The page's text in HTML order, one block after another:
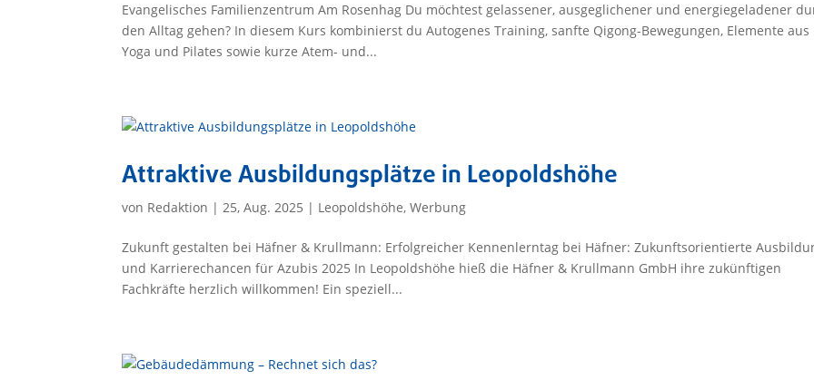
Evangelisches Familienzentrum Am Rosenhag Du möchtest gelassener, ausgeglichener und energiegeladener
den Alltag gehen? In diesem Kurs kombinierst du Autogenes Training, sanfte Qigong-Bewegungen, Elemente aus
Yoga und Pilates sowie kurze Atem- und...
Attraktive Ausbildungsplätze in Leopoldshöhe
von Redaktion |25, Aug. 2025 | Leopoldshöhe,Werbung
Zukunft gestalten bei Häfner & Krullmann: Erfolgreicher Kennenlerntag bei Häfner: Zukunftsorientierte
und Karrierechancen für Azubis 2025 In Leopoldshöhe hieß die Häfner & Krullmann GmbH ihre zukünftigen
Fachkräfte herzlich willkommen! Ein speziell...